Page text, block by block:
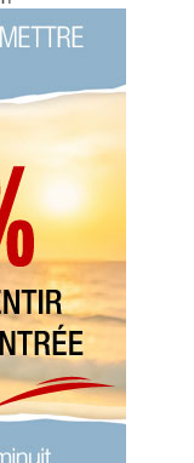
dans sa peau
PLUS
COACHING